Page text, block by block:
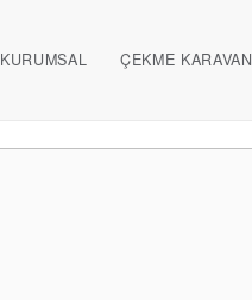
KURUMSAL ÇEKME KARAVAN